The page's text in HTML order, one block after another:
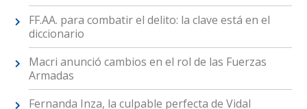
FF.AA. para combatir el delito: la clave está en el
diccionario
Macri anunció cambios en el rol de las Fuerzas
Armadas
Fernanda Inza, la culpable perfecta de Vidal